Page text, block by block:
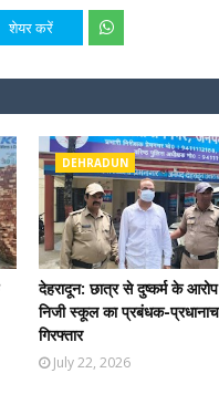
शेयर करें
DEHRADUN
देहरादून: छात्र से दुष्कर्म के
निजी स्कूल का प्रबंधक-
गिरफ्तार
July 22, 2026